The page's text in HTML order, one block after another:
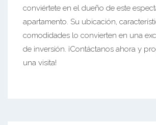
conviértete en el dueño de este
apartamento. Su ubicación,
comodidades lo convierten en una
de inversión. ¡Contáctanos ahora y
una visita!